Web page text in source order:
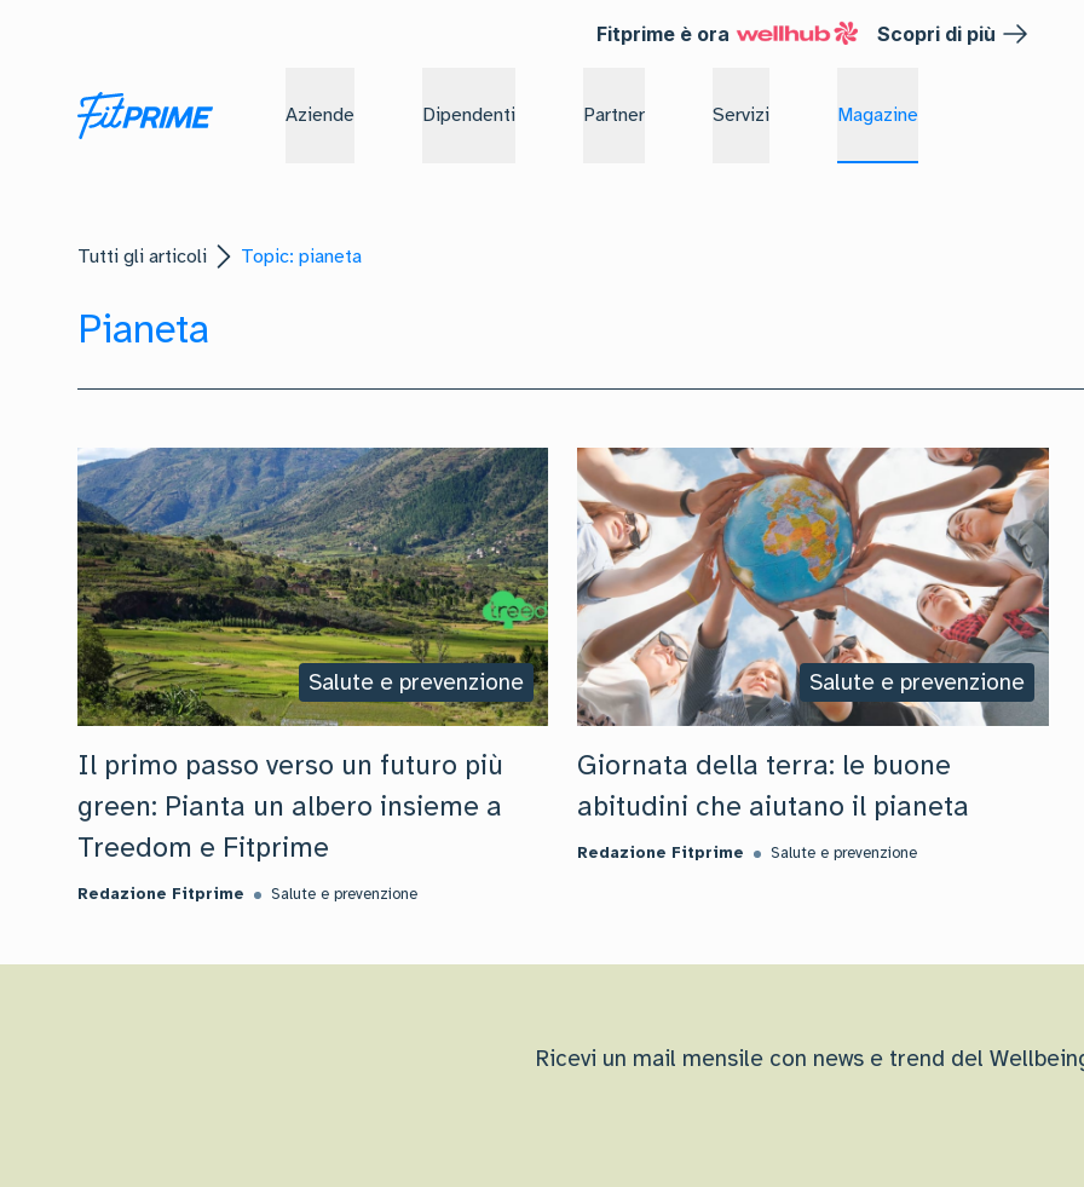
Fitprime è ora Scopri di più
Aziende Dipendenti Partner Servizi Magazine
Tutti gli articoli Topic: pianeta
Pianeta
Salute e prevenzione
Il primo passo verso un futuro più
green: Pianta un albero insieme a
Treedom e Fitprime
Redazione Fitprime Salute e prevenzione
Salute e prevenzione
Giornata della terra: le buone
abitudini che aiutano il pianeta
Redazione Fitprime Salute e prevenzione
Ricevi un mail mensile con news e trend del